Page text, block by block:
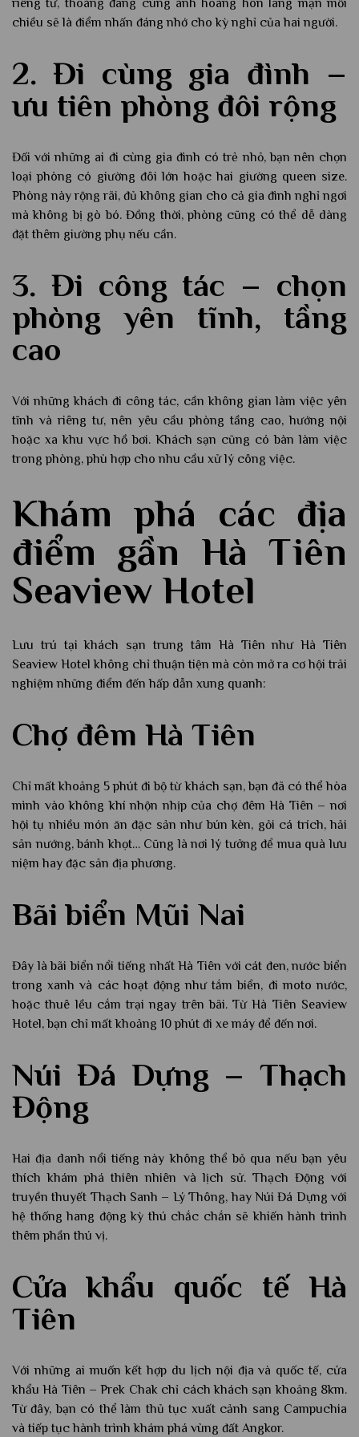
riêng tư, thoáng đãng cùng ánh hoàng hôn lãng mạn mỗi
chiều sẽ là điểm nhấn đáng nhớ cho kỳ nghỉ của hai người.
2. Đi cùng gia đình –
ưu tiên phòng đôi rộng
Đối với những ai đi cùng gia đình có trẻ nhỏ, bạn nên chọn
loại phòng có giường đôi lớn hoặc hai giường queen size.
Phòng này rộng rãi, đủ không gian cho cả gia đình nghỉ ngơi
mà không bị gò bó. Đồng thời, phòng cũng có thể dễ dàng
đặt thêm giường phụ nếu cần.
3. Đi công tác – chọn
phòng yên tĩnh, tầng
cao
Với những khách đi công tác, cần không gian làm việc yên
tĩnh và riêng tư, nên yêu cầu phòng tầng cao, hướng nội
hoặc xa khu vực hồ bơi. Khách sạn cũng có bàn làm việc
trong phòng, phù hợp cho nhu cầu xử lý công việc.
Khám phá các địa
điểm gần Hà Tiên
Seaview Hotel
Lưu trú tại khách sạn trung tâm Hà Tiên như Hà Tiên
Seaview Hotel không chỉ thuận tiện mà còn mở ra cơ hội trải
nghiệm những điểm đến hấp dẫn xung quanh:
Chợ đêm Hà Tiên
Chỉ mất khoảng 5 phút đi bộ từ khách sạn, bạn đã có thể hòa
mình vào không khí nhộn nhịp của chợ đêm Hà Tiên – nơi
hội tụ nhiều món ăn đặc sản như bún kèn, gỏi cá trích, hải
sản nướng, bánh khọt… Cũng là nơi lý tưởng để mua quà lưu
niệm hay đặc sản địa phương.
Bãi biển Mũi Nai
Đây là bãi biển nổi tiếng nhất Hà Tiên với cát đen, nước biển
trong xanh và các hoạt động như tắm biển, đi moto nước,
hoặc thuê lều cắm trại ngay trên bãi. Từ Hà Tiên Seaview
Hotel, bạn chỉ mất khoảng 10 phút đi xe máy để đến nơi.
Núi Đá Dựng – Thạch
Động
Hai địa danh nổi tiếng này không thể bỏ qua nếu bạn yêu
thích khám phá thiên nhiên và lịch sử. Thạch Động với
truyền thuyết Thạch Sanh – Lý Thông, hay Núi Đá Dựng với
hệ thống hang động kỳ thú chắc chắn sẽ khiến hành trình
thêm phần thú vị.
Cửa khẩu quốc tế Hà
Tiên
Với những ai muốn kết hợp du lịch nội địa và quốc tế, cửa
khẩu Hà Tiên – Prek Chak chỉ cách khách sạn khoảng 8km.
Từ đây, bạn có thể làm thủ tục xuất cảnh sang Campuchia
và tiếp tục hành trình khám phá vùng đất Angkor.